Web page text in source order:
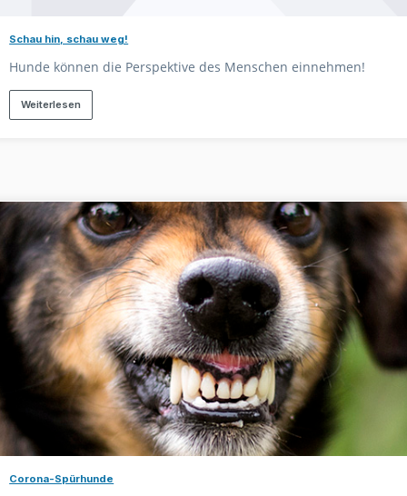
Schau hin, schau weg!
Hunde können die Perspektive des Menschen einnehmen!
Weiterlesen
Corona-Spürhunde